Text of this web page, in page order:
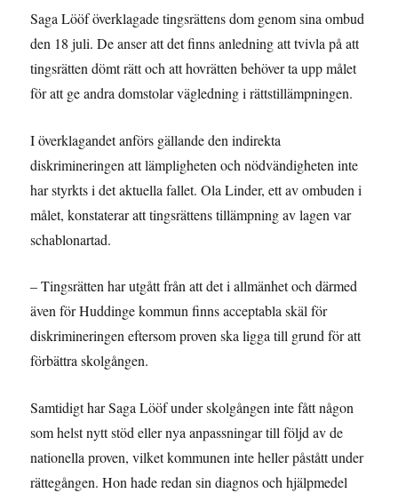
Saga Lööf överklagade tingsrättens dom genom sina ombud
den 18 juli. De anser att det finns anledning att tvivla på att
tingsrätten dömt rätt och att hovrätten behöver ta upp målet
för att ge andra domstolar vägledning i rättstillämpningen.
I överklagandet anförs gällande den indirekta
diskrimineringen att lämpligheten och nödvändigheten inte
har styrkts i det aktuella fallet. Ola Linder, ett av ombuden i
målet, konstaterar att tingsrättens tillämpning av lagen var
schablonartad.
– Tingsrätten har utgått från att det i allmänhet och därmed
även för Huddinge kommun finns acceptabla skäl för
diskrimineringen eftersom proven ska ligga till grund för att
förbättra skolgången.
Samtidigt har Saga Lööf under skolgången inte fått någon
som helst nytt stöd eller nya anpassningar till följd av de
nationella proven, vilket kommunen inte heller påstått under
rättegången. Hon hade redan sin diagnos och hjälpmedel